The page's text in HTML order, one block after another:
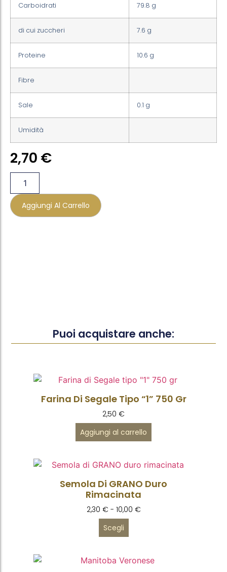
Carboidrati 79.8 g
di cui zuccheri 7.6 g
Proteine 10.6 g
Fibre
Sale 0.1 g
Umidità
2,70 €
Aggiungi Al Carrello
Puoi acquistare anche:
Farina Di Segale Tipo “1” 750 Gr
2,50 €
Aggiungi al carrello
Semola Di GRANO Duro
Rimacinata
2,30 € - 10,00 €
Scegli